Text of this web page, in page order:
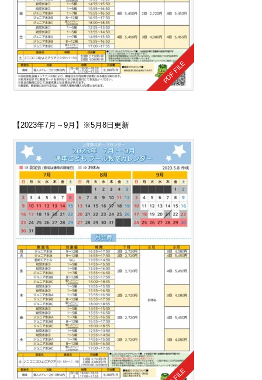
【2023年7月～9月】※5月8日更新